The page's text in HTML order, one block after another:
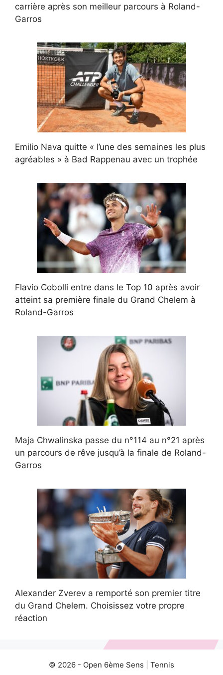
carrière après son meilleur parcours à Roland-
Garros
Emilio Nava quitte « l’une des semaines les plus
agréables » à Bad Rappenau avec un trophée
Flavio Cobolli entre dans le Top 10 après avoir
atteint sa première finale du Grand Chelem à
Roland-Garros
Maja Chwalinska passe du n°114 au n°21 après
un parcours de rêve jusqu’à la finale de Roland-
Garros
Alexander Zverev a remporté son premier titre
du Grand Chelem. Choisissez votre propre
réaction
© 2026 - Open 6ème Sens Tennis